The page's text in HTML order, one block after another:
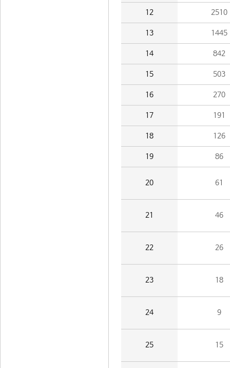
12 2510
13 1445
14 842
15 503
16 270
17 191
18 126
19 86
20 61
21 46
22 26
23 18
24 9
25 15